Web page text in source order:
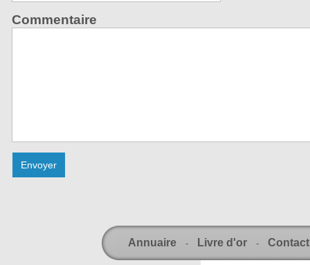
Commentaire
Annuaire - Livre d'or - Contact